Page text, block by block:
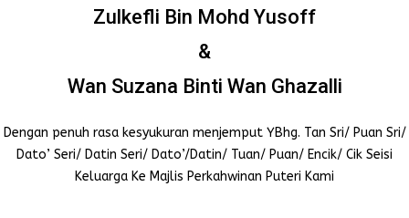
Zulkefli Bin Mohd Yusoff
&
Wan Suzana Binti Wan Ghazalli
Dengan penuh rasa kesyukuran menjemput YBhg. Tan Sri/ Puan Sri/
Dato’ Seri/ Datin Seri/ Dato’/Datin/ Tuan/ Puan/ Encik/ Cik Seisi
Keluarga Ke Majlis Perkahwinan Puteri Kami